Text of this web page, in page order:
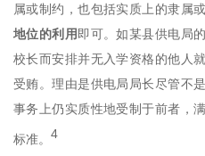
属或制约，也包括实质上的隶属
地位的利用 即可。如某县供电局
校长而安排并无入学资格的他人
受贿。理由是供电局局长尽管不
事务上仍实质性地受制于前者，
标准。 4